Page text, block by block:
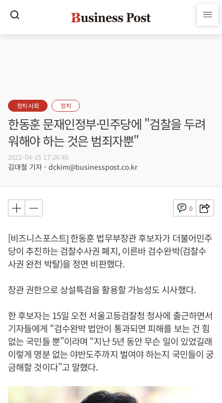
정치·사회 정치
한동훈 문재인정부·민주당에 "검찰을 두려
워해야 하는 것은 범죄자뿐"
2022-04-15 17:26:45
김대철 기자 - dckim@businesspost.co.kr
0
[비즈니스포스트] 한동훈 법무부장관 후보자가 더불어민주
당이 추진하는 검찰수사권 폐지, 이른바 검수완박(검찰수
사권 완전 박탈)을 정면 비판했다.
장관 권한으로 상설특검을 활용할 가능성도 시사했다.
한 후보자는 15일 오전 서울고등검찰청 청사에 출근하면서
기자들에게 “검수완박 법안이 통과되면 피해를 보는 건 힘
없는 국민들 뿐”이라며 “지난 5년 동안 무슨 일이 있었길래
이렇게 명분 없는 야반도주까지 벌여야 하는지 국민들이 궁
금해할 것이다”고 말했다.